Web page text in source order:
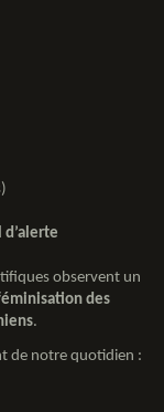
observent un
des
.
de notre quotidien :